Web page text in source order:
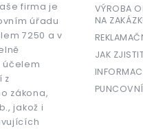
firma je
úřadu
7250 a v
účelem
z
zákona,
jakož i
VÝROBA
NA
JAK